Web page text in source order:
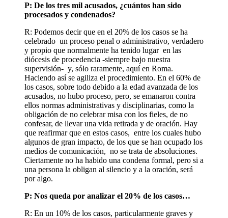
P: De los tres mil acusados, ¿cuántos han sido
procesados y condenados?
R: Podemos decir que en el 20% de los casos se ha
celebrado un proceso penal o administrativo, verdadero
y propio que normalmente ha tenido lugar en las
diócesis de procedencia -siempre bajo nuestra
supervisión- y, sólo raramente, aquí en Roma.
Haciendo así se agiliza el procedimiento. En el 60% de
los casos, sobre todo debido a la edad avanzada de los
acusados, no hubo proceso, pero, se emanaron contra
ellos normas administrativas y disciplinarias, como la
obligación de no celebrar misa con los fieles, de no
confesar, de llevar una vida retirada y de oración. Hay
que reafirmar que en estos casos, entre los cuales hubo
algunos de gran impacto, de los que se han ocupado los
medios de comunicación, no se trata de absoluciones.
Ciertamente no ha habido una condena formal, pero si a
una persona la obligan al silencio y a la oración, será
por algo.
P: Nos queda por analizar el 20% de los casos…
R: En un 10% de los casos, particularmente graves y